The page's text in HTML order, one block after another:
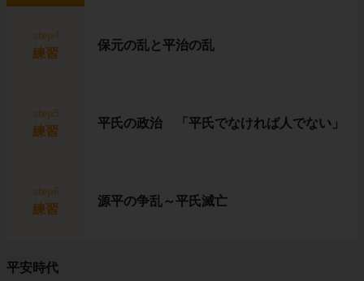
step4
練習
保元の乱と平治の乱
step5
練習
平氏の政治 「平氏でなければ人でない」
step6
練習
源平の争乱～平氏滅亡
平安時代